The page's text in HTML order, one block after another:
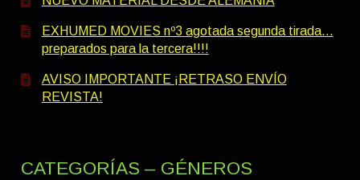
EXHUMED MOVIES nº3 agotada segunda tirada…
preparados para la tercera!!!!
AVISO IMPORTANTE ¡RETRASO ENVÍO
REVISTA!
CATEGORÍAS – GÉNEROS